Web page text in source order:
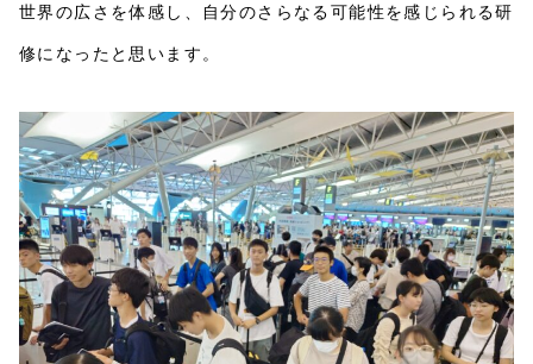
世界の広さを体感し、自分のさらなる可能性を感じられる研
修になったと思います。